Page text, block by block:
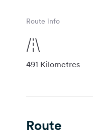
Route info
491 Kilometres
Route